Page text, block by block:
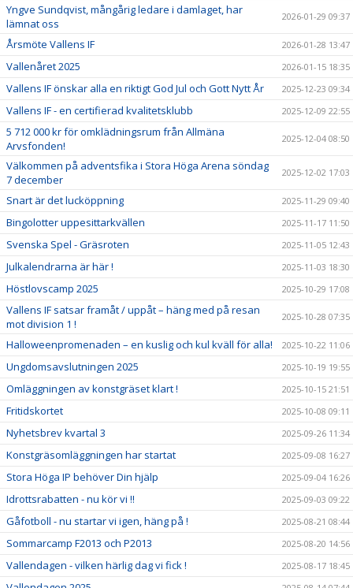
Yngve Sundqvist, mångårig ledare i damlaget, har
lämnat oss
2026-01-29 09:37
Årsmöte Vallens IF 2026-01-28 13:47
Vallenåret 2025 2026-01-15 18:35
Vallens IF önskar alla en riktigt God Jul och Gott Nytt År 2025-12-23 09:34
Vallens IF - en certifierad kvalitetsklubb 2025-12-09 22:55
5 712 000 kr för omklädningsrum från Allmäna
Arvsfonden!
2025-12-04 08:50
Välkommen på adventsfika i Stora Höga Arena söndag
7 december
2025-12-02 17:03
Snart är det lucköppning 2025-11-29 09:40
Bingolotter uppesittarkvällen 2025-11-17 11:50
Svenska Spel - Gräsroten 2025-11-05 12:43
Julkalendrarna är här ! 2025-11-03 18:30
Höstlovscamp 2025 2025-10-29 17:08
Vallens IF satsar framåt / uppåt – häng med på resan
mot division 1 !
2025-10-28 07:35
Halloweenpromenaden – en kuslig och kul kväll för alla! 2025-10-22 11:06
Ungdomsavslutningen 2025 2025-10-19 19:55
Omläggningen av konstgräset klart ! 2025-10-15 21:51
Fritidskortet 2025-10-08 09:11
Nyhetsbrev kvartal 3 2025-09-26 11:34
Konstgräsomläggningen har startat 2025-09-08 16:27
Stora Höga IP behöver Din hjälp 2025-09-04 16:26
Idrottsrabatten - nu kör vi !! 2025-09-03 09:22
Gåfotboll - nu startar vi igen, häng på ! 2025-08-21 08:44
Sommarcamp F2013 och P2013 2025-08-20 14:56
Vallendagen - vilken härlig dag vi fick ! 2025-08-17 18:45